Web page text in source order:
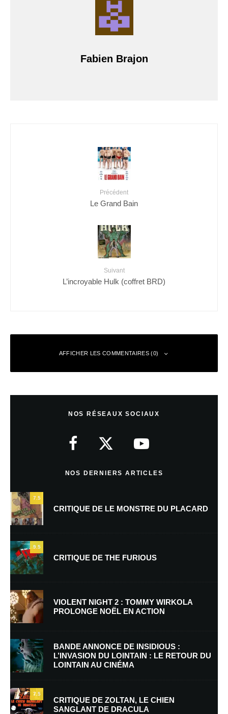
Fabien Brajon
Précédent
Le Grand Bain
Suivant
L’incroyable Hulk (coffret BRD)
AFFICHER LES COMMENTAIRES (0)
Nom*
E-mail *
Enregistrer mon nom, mon e-mail et mon site dans le navigateur pour
mon prochain commentaire.
NOS RÉSEAUX SOCIAUX
NOS DERNIERS ARTICLES
7.5
CRITIQUE DE LE MONSTRE DU PLACARD
9.5
CRITIQUE DE THE FURIOUS
VIOLENT NIGHT 2 : TOMMY WIRKOLA
PROLONGE NOËL EN ACTION
BANDE ANNONCE DE INSIDIOUS :
L’INVASION DU LOINTAIN : LE RETOUR DU
LOINTAIN AU CINÉMA
7.5
CRITIQUE DE ZOLTAN, LE CHIEN
SANGLANT DE DRACULA